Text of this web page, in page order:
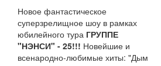
Новое фантастическое
суперзрелищное шоу в рамках
юбилейного тура ГРУППЕ
"НЭНСИ" - 25!!! Новейшие и
всенародно-любимые хиты: "Дым